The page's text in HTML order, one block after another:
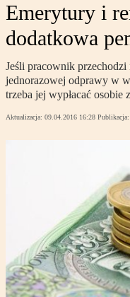
Emerytury i
dodatkowa
Jeśli pracownik
jednorazowej odprawy w
trzeba jej wypłacać
Aktualizacja: 09.04.2016 16:28 Publikacja: